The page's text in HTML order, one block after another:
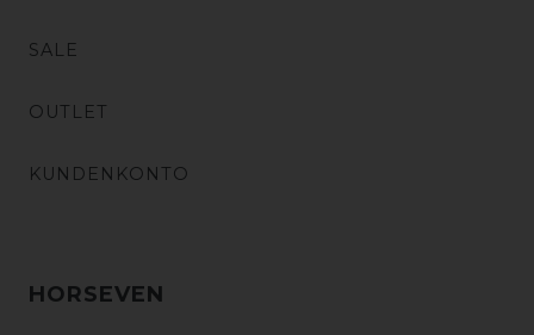
SALE
OUTLET
KUNDENKONTO
HORSEVEN